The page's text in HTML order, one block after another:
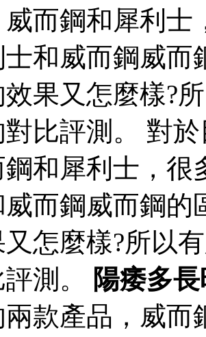
而鋼和犀利士
和威而鋼威
效果又怎麼樣?
比評測。 對
和犀利士，
威而鋼威而鋼
怎麼樣?所以
測。
陽痿多
款產品，威而